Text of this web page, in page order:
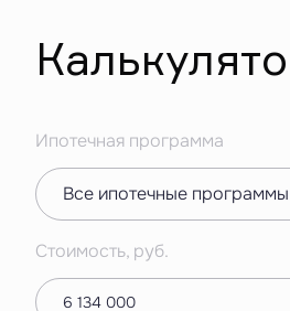
Ипотечная программа
Все ипотечные программы
Стоимость, руб.